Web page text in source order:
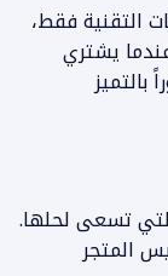
التقنية فقط،
يشتري
تسعى لحلها.
المتجر